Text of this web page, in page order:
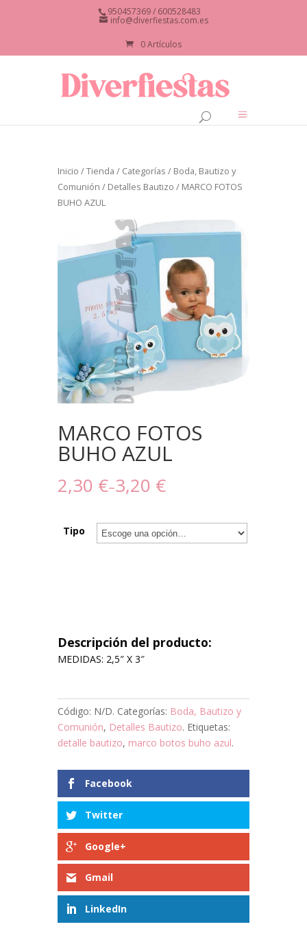
950457369 / 600528483
info@diverfiestas.com.es
0 Artículos
Inicio /Tienda / Categorías / Boda, Bautizo y
Comunión / Detalles Bautizo / MARCO FOTOS
BUHO AZUL
MARCO FOTOS
BUHO AZUL
2,30 €–3,20 €
Tipo
Descripción del producto:
MEDIDAS: 2,5″ X 3″
Código: N/D. Categorías: Boda, Bautizo y
Comunión, Detalles Bautizo. Etiquetas:
detalle bautizo, marco botos buho azul.
Facebook
Twitter
Google+
Gmail
LinkedIn